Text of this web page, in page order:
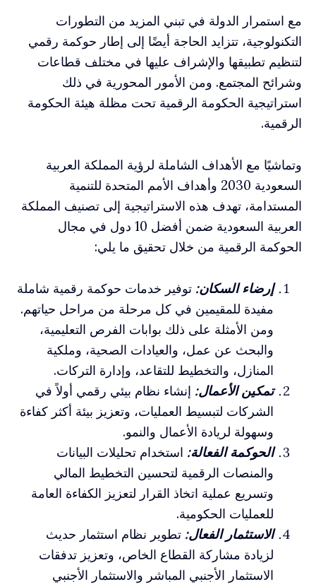
مع استمرار الدولة في تبني المزيد من التطورات
التكنولوجية، تتزايد الحاجة أيضًا إلى إطار حوكمة رقمي
لتنظيم تطبيقها والإشراف عليها في مختلف قطاعات
وشرائح المجتمع. ومن الأمور المحورية في ذلك
استراتيجية الحكومة الرقمية تحت مظلة هيئة الحكومة
الرقمية.
وتماشيًا مع الأهداف الشاملة لرؤية المملكة العربية
السعودية 2030 وأهداف الأمم المتحدة للتنمية
المستدامة، تهدف هذه الاستراتيجية إلى تصنيف المملكة
العربية السعودية ضمن أفضل 10 دول في مجال
الحوكمة الرقمية من خلال تحقيق ما يلي:
إرضاء السكان: توفير خدمات حوكمة رقمية شاملة
مفيدة للمقيمين في كل مرحلة من مراحل حياتهم.
ومن الأمثلة على ذلك بوابات الفرص التعليمية،
والبحث عن عمل، والعيادات الصحية، وملكية
المنازل، والتخطيط للتقاعد، وإدارة التركات.
تمكين الأعمال: إنشاء نظام بيئي رقمي أولاً في
الشركات لتبسيط العمليات، وتعزيز بيئة أكثر كفاءة
وسهولة لريادة الأعمال والنمو.
الحوكمة الفعالة: استخدام تحليلات البيانات
والمنصات الرقمية لتحسين التخطيط المالي
وتسريع عملية اتخاذ القرار لتعزيز الكفاءة العامة
للعمليات الحكومية.
الاستثمار الفعال: تطوير نظام استثمار حديث
لزيادة مشاركة القطاع الخاص، وتعزيز تدفقات
الاستثمار الأجنبي المباشر والاستثمار الأجنبي